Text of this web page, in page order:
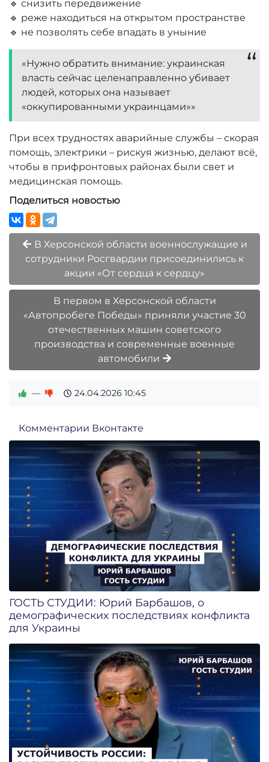
🔹 снизить передвижение
🔹 реже находиться на открытом пространстве
🔹 не позволять себе впадать в уныние
«Нужно обратить внимание: украинская
власть сейчас целенаправленно убивает
людей, которых она называет
«оккупированными украинцами»»
При всех трудностях аварийные службы – скорая
помощь, электрики – рискуя жизнью, делают всё,
чтобы в прифронтовых районах были свет и
медицинская помощь.
Поделиться новостью
В Херсонской области военнослужащие и
сотрудники Росгвардии присоединились к
акции «От сердца к сердцу»
В первом в Херсонской области
«Автопробеге Победы» приняли участие 30
отечественных машин советского
производства и современные военные
автомобили
— 24.04.2026 10:45
Комментарии Вконтакте
ГОСТЬ СТУДИИ: Юрий Барбашов, о
демографических последствиях конфликта
для Украины